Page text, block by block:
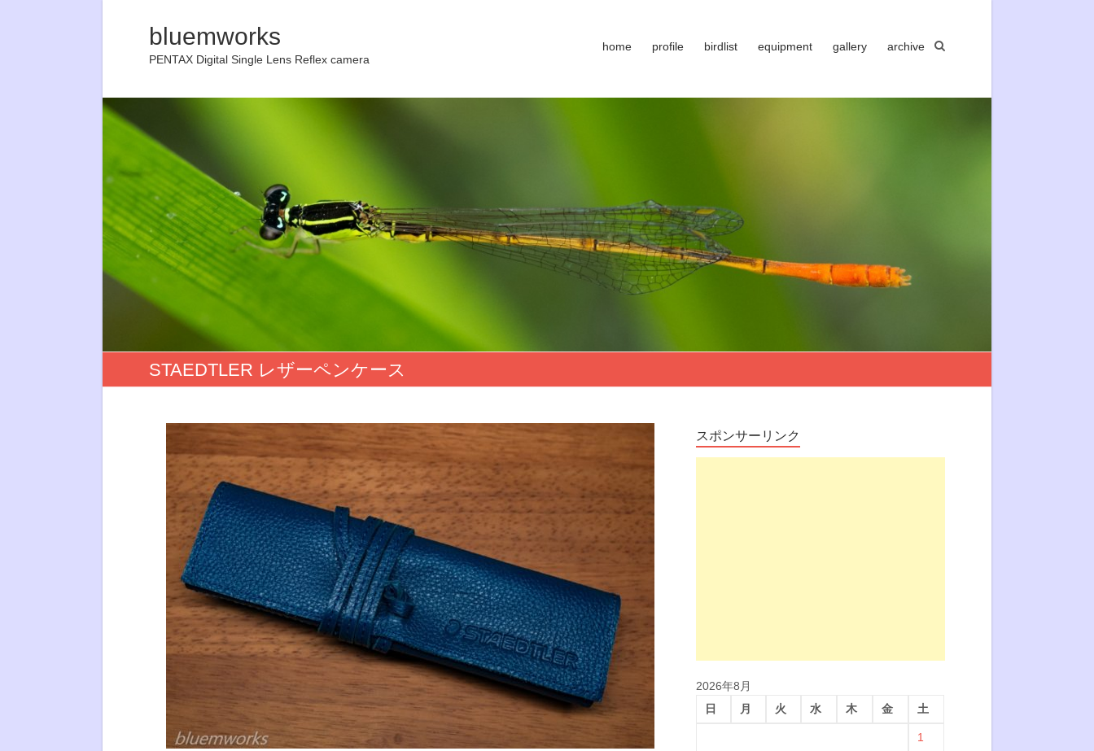
bluemworks
PENTAX Digital Single Lens Reflex camera
home profile birdlist equipment gallery archive
STAEDTLER レザーペンケース
スポンサーリンク
2026年8月
日
月 火 水 木 金 土
1